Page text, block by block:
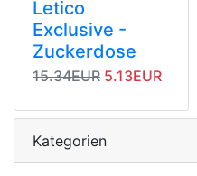
Letico
Exclusive -
Zuckerdose
Originalpreis
15.34EUR Angebotspreis
5.13EUR
Kategorien